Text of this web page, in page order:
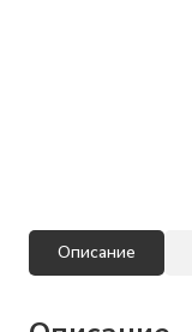
Описание